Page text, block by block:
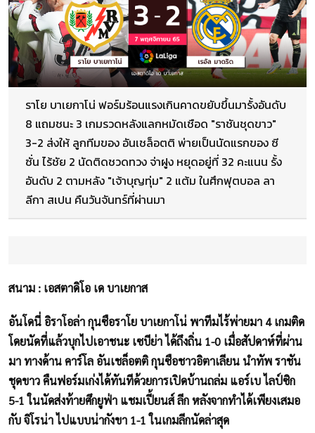
ราโย บาเยกาโน่ ฟอร์มร้อนแรงเกินคาดขยับขึ้นมารั้งอันดับ
8 แถมชนะ 3 เกมรวดหลังแลกหมัดเชือด "ราชันชุดขาว"
3-2 ส่งให้ ลูกทีมของ อันเชล็อตติ พ่ายเป็นนัดแรกของ ซี
ซั่น ไร้ชัย 2 นัดติดชวดทวง จ่าฝูง หยุดอยู่ที่ 32 คะแนน รั้ง
อันดับ 2 ตามหลัง "เจ้าบุญทุ่ม" 2 แต้ม ในศึกฟุตบอล ลา
ลีกา สเปน คืนวันจันทร์ที่ผ่านมา
สนาม : เอสตาดิโอ เด บาเยกาส
อันโดนี่ อิราโอล่า กุนซือราโย บาเยกาโน่ พาทีมไร้พ่ายมา 4 เกมติด
โดยนัดที่แล้วบุกไปเอาชนะ เซบีย่า ได้ถึงถิ่น 1-0 เมื่อสัปดาห์ที่ผ่าน
มา ทางด้าน คาร์โล อันเชล็อตติ กุนซือชาวอิตาเลียน นำทัพ ราชัน
ชุดขาว คืนฟอร์มเก่งได้ทันทีด้วยการเปิดบ้านถล่ม แอร์เบ ไลป์ซิก
5-1 ในนัดส่งท้ายศึกยูฟ่า แชมเปี้ยนส์ ลีก หลังจากทำได้เพียงเสมอ
กับ จิโรน่า ไปแบบน่ากังขา 1-1 ในเกมลีกนัดล่าสุด